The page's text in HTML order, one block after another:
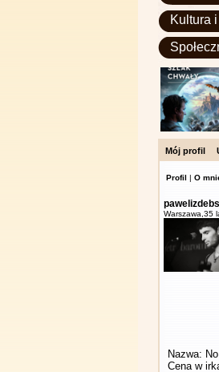
Kultura
Mój profil
Profil | O
Warszawa, 35
Nazwa:
Cena w